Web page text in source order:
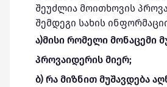
შეუძლია მოითხოვის
შემდეგი სახის
ა)მისი რომელი მონაცემი
პროვაიდერის მიერ;
ბ) რა მიზნით მუშავდება